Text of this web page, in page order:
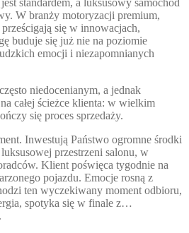
standardem, a luksusowy samochód
W branży motoryzacji premium,
się w innowacjach,
buduje się już nie na poziomie
emocji i niezapomnianych
niedocenianym, a jednak
całej ścieżce klienta: w wielkim
się proces sprzedaży.
Inwestują Państwo ogromne środki
przestrzeni salonu, w
Klient poświęca tygodnie na
pojazdu. Emocje rosną z
ten wyczekiwany moment odbioru,
spotyka się w finale z…